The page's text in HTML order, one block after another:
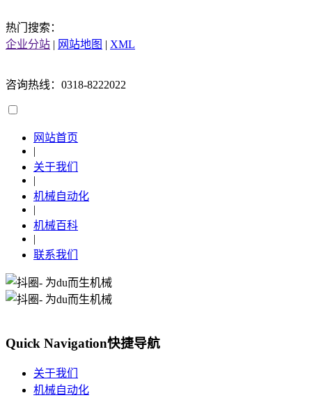
热门搜索：
企业分站 | 网站地图 | XML
咨询热线：0318-8222022
网站首页
|
关于我们
|
机械自动化
|
机械百科
|
联系我们
Quick Navigation快捷导航
关于我们
机械自动化